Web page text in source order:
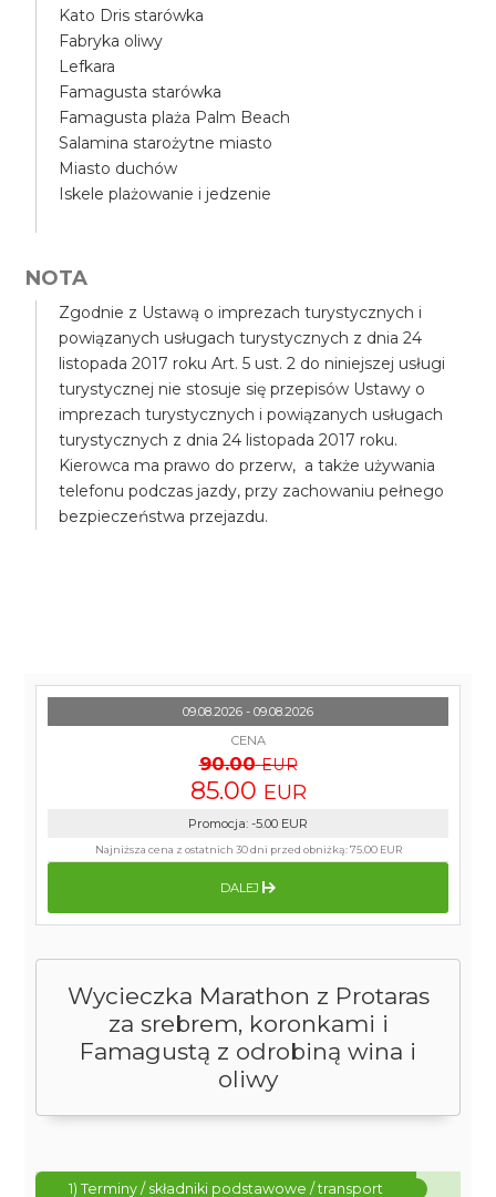
Kato Dris starówka
Fabryka oliwy
Lefkara
Famagusta starówka
Famagusta plaża Palm Beach
Salamina starożytne miasto
Miasto duchów
Iskele plażowanie i jedzenie
NOTA
Zgodnie z Ustawą o imprezach turystycznych i
powiązanych usługach turystycznych z dnia 24
listopada 2017 roku Art. 5 ust. 2 do niniejszej usługi
turystycznej nie stosuje się przepisów Ustawy o
imprezach turystycznych i powiązanych usługach
turystycznych z dnia 24 listopada 2017 roku.
Kierowca ma prawo do przerw, a także używania
telefonu podczas jazdy, przy zachowaniu pełnego
bezpieczeństwa przejazdu.
Wycieczka Marathon z Protaras
za srebrem, koronkami i
Famagustą z odrobiną wina i
oliwy
1) Terminy / składniki podstawowe / transport
09.08.2026 - 09.08.2026
CENA
90.00 EUR
85.00 EUR
Promocja: -5.00 EUR
Najniższa cena z ostatnich 30 dni przed obniżką:75.00 EUR
DALEJ